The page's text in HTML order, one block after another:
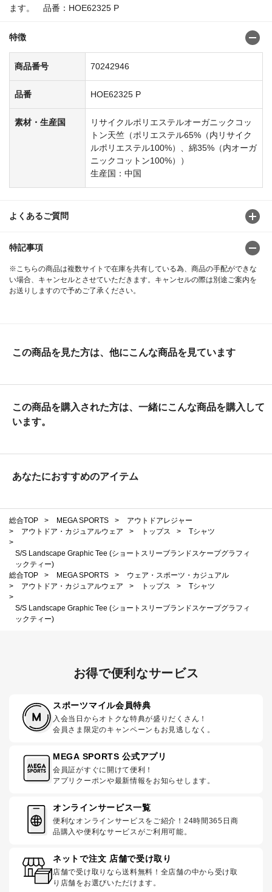
ます。 品番：HOE62325 P
特徴
商品番号 70242946
品番 HOE62325 P
素材・生産国
リサイクルポリエステルオーガニックコッ
トン天竺（ポリエステル65%（内リサイク
ルポリエステル100%）、綿35%（内オーガ
ニックコットン100%））
生産国：中国
よくあるご質問
特記事項
※こちらの商品は複数サイトで在庫を共有している為、商品の手配ができな
い場合、キャンセルとさせていただきます。キャンセルの際は別途ご案内を
お送りしますので予めご了承ください。
この商品を見た方は、他にこんな商品を見ています
この商品を購入された方は、一緒にこんな商品を購入して
います。
あなたにおすすめのアイテム
総合TOP > MEGA SPORTS >
アウトドアレジャー
>
アウトドア・カジュアルウェア > トップス >
Tシャツ
>
S/S Landscape Graphic Tee (ショートスリーブランドスケープグラフィ
ックティー)
総合TOP
> MEGA SPORTS >
ウェア・スポーツ・カジュアル
>
アウトドア・カジュアルウェア > トップス >
Tシャツ
>
S/S Landscape Graphic Tee (ショートスリーブランドスケープグラフィ
ックティー)
お得で便利なサービス
スポーツマイル会員特典
入会当日からオトクな特典が盛りだくさん！
会員さま限定のキャンペーンもお見逃しなく。
MEGA SPORTS 公式アプリ
会員証がすぐに開けて便利！
アプリクーポンや最新情報をお知らせします。
オンラインサービス一覧
便利なオンラインサービスをご紹介！24時間365日商
品購入や便利なサービスがご利用可能。
ネットで注文 店舗で受け取り
店舗で受け取りなら送料無料！全店舗の中から受け取
り店舗をお選びいただけます。